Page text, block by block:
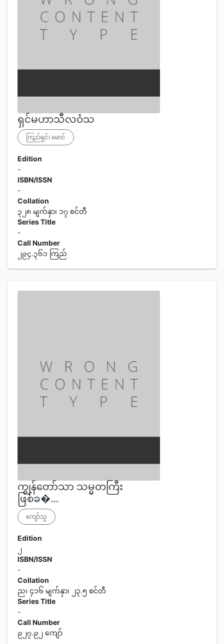
ရှင်မဟာသီလဝံသ
ကြည်ရှင်၊‌ မောင်
Edition
-
ISBN/ISSN
-
Collation
၃၂၈ မျက်နှာ၊ ၁၇ စင်တီ
Series Title
-
Call Number
၂၉၄.၃၆၁ ကြည်
ကျွန်တော်သာ သမ္မတကြီး
ဖြစ်ခ�…
ကျော်သူ
Edition
၂
ISBN/ISSN
-
Collation
ည၊ ၄၁၆ မျက်နှာ၊ ၂၃.၅ စင်တီ
Series Title
-
Call Number
၉၂၇.၉၂ ကျော်